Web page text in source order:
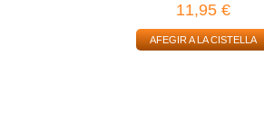
11,95 €
AFEGIR A LA CISTELLA